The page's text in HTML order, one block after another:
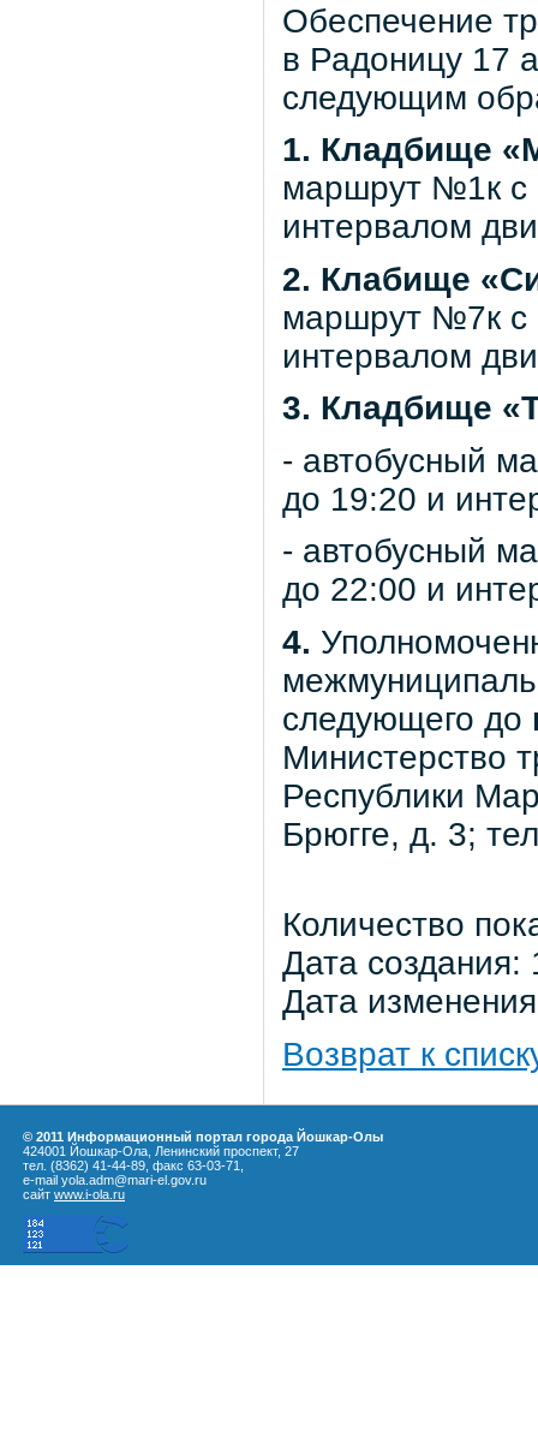
Обеспечение
в Радоницу 17
следующим
1. Кладбище
маршрут №1к с
интервалом
2. Клабище
маршрут №7к с
интервалом
3. Кладбище
- автобусный
до 19:20 и
- автобусный
до 22:00 и
4.
следующего до
Министерство
Республики
Брюгге, д. 3;
Количество
Дата
Дата
Возврат к
© 2011 Информационный портал города Йошкар-Олы
424001 Йошкар-Ола, Ленинский проспект, 27
тел. (8362) 41-44-89, факс 63-03-71,
e-mail yola.adm@mari-el.gov.ru
сайт www.i-ola.ru